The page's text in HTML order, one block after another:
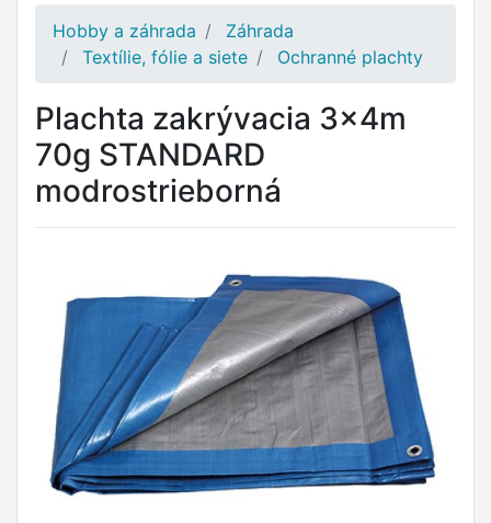
Hobby a záhrada
Záhrada
Textílie, fólie a siete
Ochranné plachty
Plachta zakrývacia 3x4m
70g STANDARD
modrostrieborná